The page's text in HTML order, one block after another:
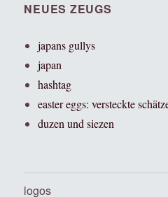
NEUES ZEUGS
japans gullys
japan
hashtag
easter eggs: versteckte
duzen und siezen
logos